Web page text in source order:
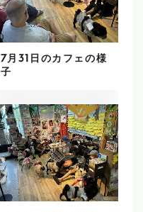
7月31日のカフェの様
子